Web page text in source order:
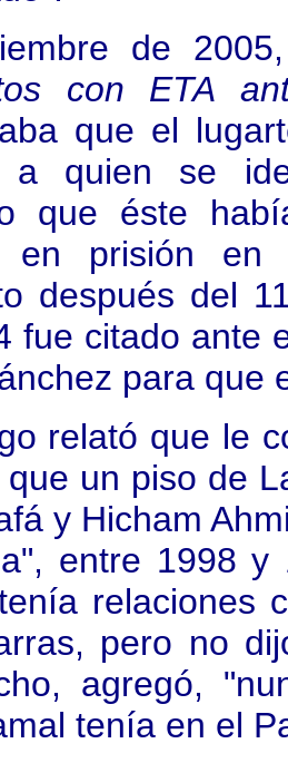
de
con ETA
que el
a quien se
que éste
en prisión en
después del
fue citado ante
para que
relató que le
que un piso de
y Hicham
entre 1998
relaciones
pero no
agregó,
tenía en el